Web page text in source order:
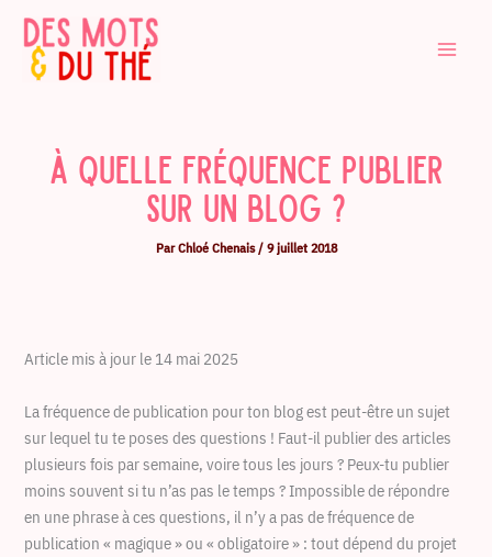
contenu
À quelle fréquence publier
sur un blog ?
ParChloé Chenais/ 9 juillet 2018
Article mis à jour le 14 mai 2025
La fréquence de publication pour ton blog est peut-être un sujet
sur lequel tu te poses des questions ! Faut-il publier des articles
plusieurs fois par semaine, voire tous les jours ? Peux-tu publier
moins souvent si tu n’as pas le temps ? Impossible de répondre
en une phrase à ces questions, il n’y a pas de fréquence de
publication « magique » ou « obligatoire » : tout dépend du projet